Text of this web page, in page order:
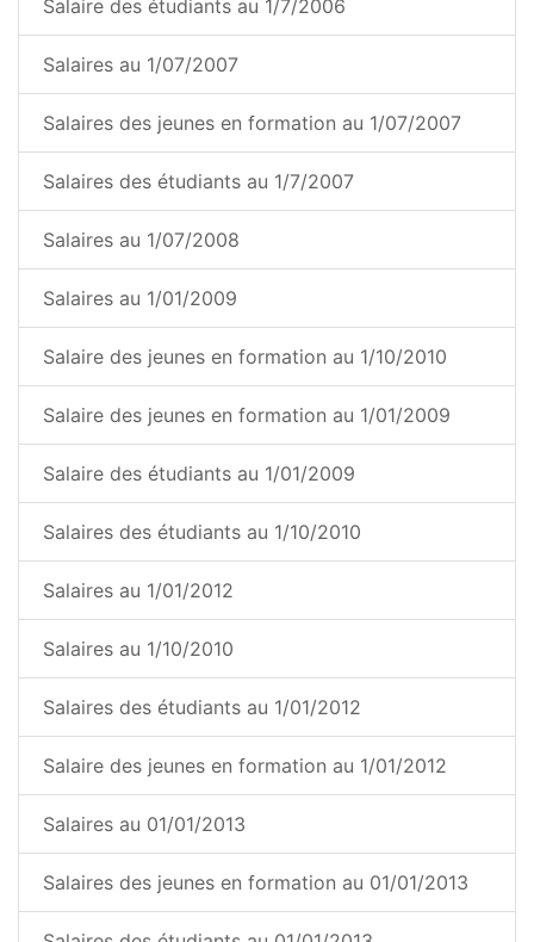
Salaire des étudiants au 1/7/2006
Salaires au 1/07/2007
Salaires des jeunes en formation au 1/07/2007
Salaires des étudiants au 1/7/2007
Salaires au 1/07/2008
Salaires au 1/01/2009
Salaire des jeunes en formation au 1/10/2010
Salaire des jeunes en formation au 1/01/2009
Salaire des étudiants au 1/01/2009
Salaires des étudiants au 1/10/2010
Salaires au 1/01/2012
Salaires au 1/10/2010
Salaires des étudiants au 1/01/2012
Salaire des jeunes en formation au 1/01/2012
Salaires au 01/01/2013
Salaires des jeunes en formation au 01/01/2013